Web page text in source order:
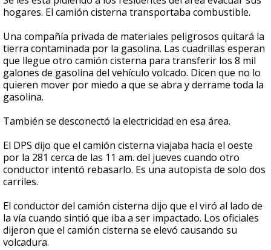
hogares. El camión cisterna transportaba combustible.
Una compañía privada de materiales peligrosos quitará la
tierra contaminada por la gasolina. Las cuadrillas esperan
que llegue otro camión cisterna para transferir los 8 mil
galones de gasolina del vehículo volcado. Dicen que no lo
quieren mover por miedo a que se abra y derrame toda la
gasolina.
También se desconectó la electricidad en esa área.
El DPS dijo que el camión cisterna viajaba hacia el oeste
por la 281 cerca de las 11 am. del jueves cuando otro
conductor intentó rebasarlo. Es una autopista de solo dos
carriles.
El conductor del camión cisterna dijo que el viró al lado de
la vía cuando sintió que iba a ser impactado. Los oficiales
dijeron que el camión cisterna se elevó causando su
volcadura.